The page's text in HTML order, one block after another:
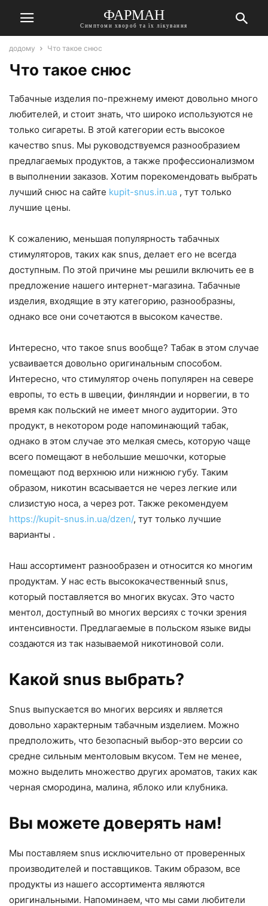
ФАРМАН
Симптоми хвороб та їх лікування
додому Что такое снюс
Что такое снюс
Табачные изделия по-прежнему имеют довольно много
любителей, и стоит знать, что широко используются не
только сигареты. В этой категории есть высокое
качество snus. Мы руководствуемся разнообразием
предлагаемых продуктов, а также профессионализмом
в выполнении заказов. Хотим порекомендовать выбрать
лучший снюс на сайте kupit-snus.in.ua , тут только
лучшие цены.
К сожалению, меньшая популярность табачных
стимуляторов, таких как snus, делает его не всегда
доступным. По этой причине мы решили включить ее в
предложение нашего интернет-магазина. Табачные
изделия, входящие в эту категорию, разнообразны,
однако все они сочетаются в высоком качестве.
Интересно, что такое snus вообще? Табак в этом случае
усваивается довольно оригинальным способом.
Интересно, что стимулятор очень популярен на севере
европы, то есть в швеции, финляндии и норвегии, в то
время как польский не имеет много аудитории. Это
продукт, в некотором роде напоминающий табак,
однако в этом случае это мелкая смесь, которую чаще
всего помещают в небольшие мешочки, которые
помещают под верхнюю или нижнюю губу. Таким
образом, никотин всасывается не через легкие или
слизистую носа, а через рот. Также рекомендуем
https://kupit-snus.in.ua/dzen/, тут только лучшие
варианты .
Наш ассортимент разнообразен и относится ко многим
продуктам. У нас есть высококачественный snus,
который поставляется во многих вкусах. Это часто
ментол, доступный во многих версиях с точки зрения
интенсивности. Предлагаемые в польском языке виды
создаются из так называемой никотиновой соли.
Какой snus выбрать?
Snus выпускается во многих версиях и является
довольно характерным табачным изделием. Можно
предположить, что безопасный выбор-это версии со
средне сильным ментоловым вкусом. Тем не менее,
можно выделить множество других ароматов, таких как
черная смородина, малина, яблоко или клубника.
Вы можете доверять нам!
Мы поставляем snus исключительно от проверенных
производителей и поставщиков. Таким образом, все
продукты из нашего ассортимента являются
оригинальными. Напоминаем, что мы сами любители